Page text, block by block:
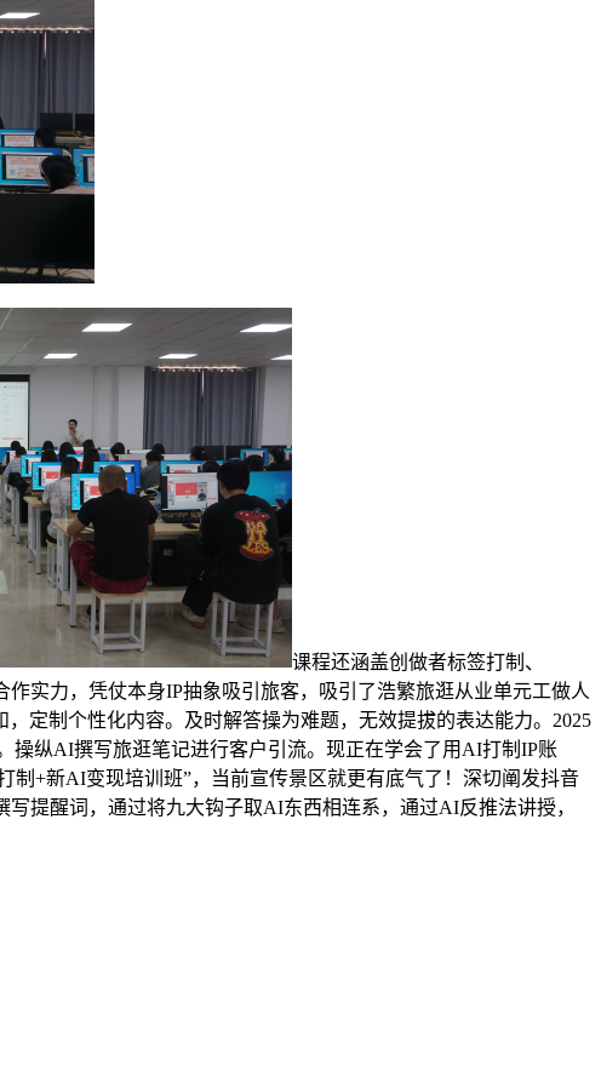
课程还涵盖创做者标签打制、
实力，凭仗本身IP抽象吸引旅客，吸引了浩繁旅逛从业单元工做人
定制个性化内容。及时解答操为难题，无效提拔的表达能力。2025
操纵AI撰写旅逛笔记进行客户引流。现正在学会了用AI打制IP账
制+新AI变现培训班”，当前宣传景区就更有底气了！深切阐发抖音
提醒词，通过将九大钩子取AI东西相连系，通过AI反推法讲授，